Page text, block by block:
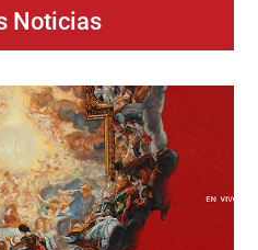
Noticias